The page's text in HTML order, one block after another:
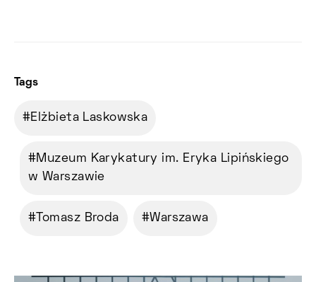
Tags
Elżbieta Laskowska
Muzeum Karykatury im. Eryka Lipińskiego
w Warszawie
Tomasz Broda Warszawa